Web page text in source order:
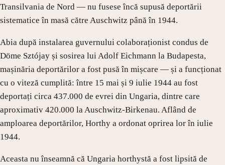
Transilvania de Nord — nu fusese încă supusă deportării
sistematice în masă către Auschwitz până în 1944.
Abia după instalarea guvernului colaboraționist condus de
Döme Sztójay și sosirea lui Adolf Eichmann la Budapesta,
mașinăria deportărilor a fost pusă în mișcare — și a funcționat
cu o viteză cumplită: între 15 mai și 9 iulie 1944 au fost
deportați circa 437.000 de evrei din Ungaria, dintre care
aproximativ 420.000 la Auschwitz-Birkenau. Aflând de
amploarea deportărilor, Horthy a ordonat oprirea lor în iulie
1944.
Aceasta nu înseamnă că Ungaria horthystă a fost lipsită de